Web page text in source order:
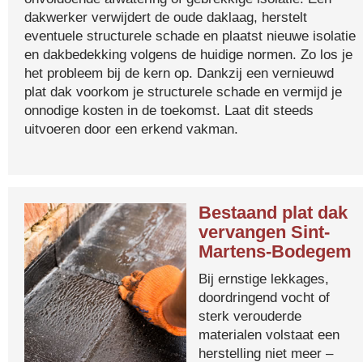
dakwerker verwijdert de oude daklaag, herstelt
eventuele structurele schade en plaatst nieuwe isolatie
en dakbedekking volgens de huidige normen. Zo los je
het probleem bij de kern op. Dankzij een vernieuwd
plat dak voorkom je structurele schade en vermijd je
onnodige kosten in de toekomst. Laat dit steeds
uitvoeren door een erkend vakman.
Bestaand plat dak
vervangen Sint-
Martens-Bodegem
Bij ernstige lekkages,
doordringend vocht of
sterk verouderde
materialen volstaat een
herstelling niet meer –